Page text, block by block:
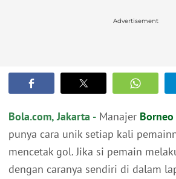
Advertisement
Bola.com, Jakarta - Manajer Borneo
punya cara unik setiap kali
mencetak gol. Jika si pemain
dengan caranya sendiri di dalam